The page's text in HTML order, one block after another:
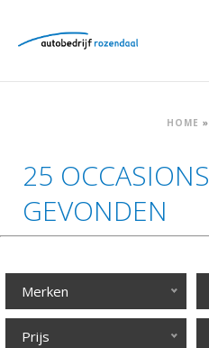
HOME »
25 OCCASIONS
GEVONDEN
Merken
Prijs